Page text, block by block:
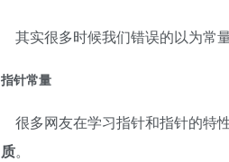
其实很多时候我们错误的以为常
指针常量
很多网友在学习指针和指针的特
质。